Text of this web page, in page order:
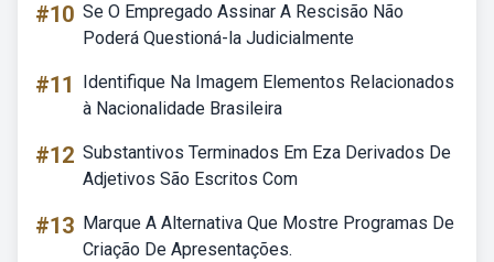
#10 Se O Empregado Assinar A Rescisão Não
Poderá Questioná-la Judicialmente
#11
Identifique Na Imagem Elementos Relacionados
à Nacionalidade Brasileira
#12 Substantivos Terminados Em Eza Derivados De
Adjetivos São Escritos Com
#13 Marque A Alternativa Que Mostre Programas De
Criação De Apresentações.